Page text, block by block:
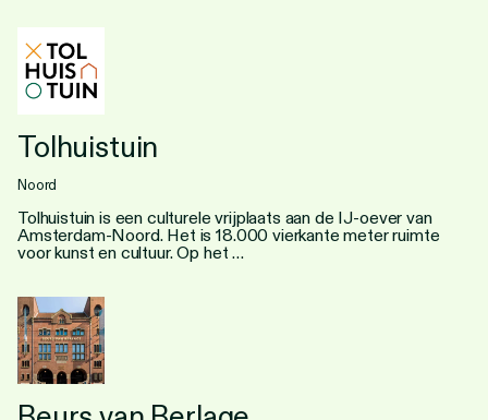
Tolhuistuin
Noord
Tolhuistuin is een culturele vrijplaats aan de IJ-oever van
Amsterdam-Noord. Het is 18.000 vierkante meter ruimte
voor kunst en cultuur. Op het …